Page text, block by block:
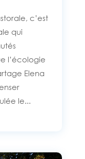
c’est
qui
l’écologie
Elena
le...